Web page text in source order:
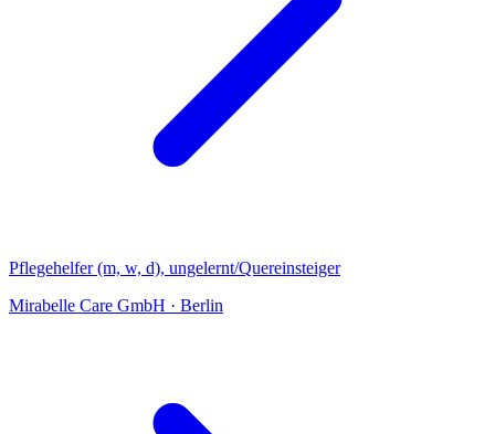
Pflegehelfer (m, w, d), ungelernt/Quereinsteiger
Mirabelle Care GmbH · Berlin